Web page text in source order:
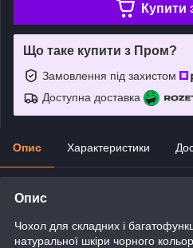
Купити
Що таке купити з Пром?
Замовлення під захистом
Доступна доставка
Опис Характеристики
Опис
Чохол для складних і
натуральної шкіри чорного